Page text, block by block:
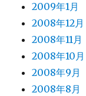
2009年1月
2008年12月
2008年11月
2008年10月
2008年9月
2008年8月